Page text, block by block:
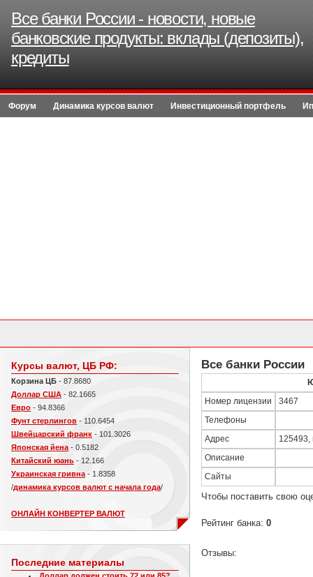
Все банки России - новости, новые
банковские продукты: вклады (депозиты),
кредиты
Форум Динамика курсов валют Инвестиционный портфель
Курсы валют, ЦБ РФ:
Корзина ЦБ - 87.8680
Доллар США - 82.1665
Евро - 94.8366
Фунт стерлингов - 110.6454
Швейцарский франк - 101.3026
Японская йена - 0.5182
Китайский юань - 12.166
Украинская гривна - 1.8358
/динамика курсов валют с начала года/
ОНЛАЙН КОНВЕРТЕР ВАЛЮТ
Последние материалы
Все банки России
Номер лицензии 3467
Телефоны
Адрес 125493,
Описание
Сайты
Чтобы поставить свою
Рейтинг банка: 0
Отзывы: